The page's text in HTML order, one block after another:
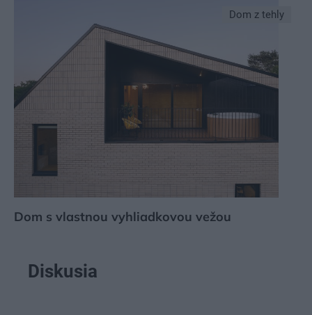
Dom z tehly
Dom s vlastnou vyhliadkovou vežou
Diskusia